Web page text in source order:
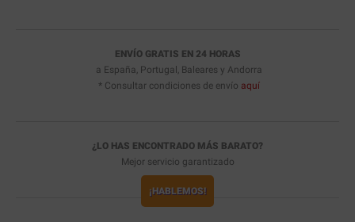
ENVÍO GRATIS EN 24 HORAS
a España, Portugal, Baleares y Andorra
* Consultar condiciones de envío aquí
¿LO HAS ENCONTRADO MÁS BARATO?
Mejor servicio garantizado
¡HABLEMOS!